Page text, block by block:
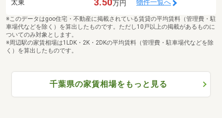
太東 3.50万円 物件一覧へ
※このデータはgoo住宅・不動産に掲載されている賃貸の平均賃料（管理費・駐
車場代などを除く）を算出したものです。ただし10戸以上の掲載があるものに
ついてのみ対象とします。
※周辺駅の家賃相場は1LDK・2K・2DKの平均賃料（管理費・駐車場代などを除
く）を算出したものです。
千葉県の家賃相場をもっと見る